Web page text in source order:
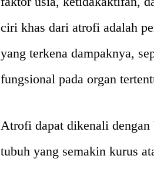
ciri khas dari atrofi adalah
yang terkena dampaknya,
fungsional pada organ
Atrofi dapat dikenali dengan
tubuh yang semakin kurus